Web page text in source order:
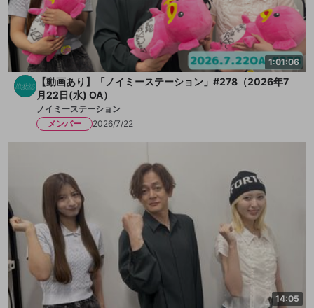
1:01:06
【動画あり】「ノイミーステーション」#278（2026年7
月22日(水) OA）
ノイミーステーション
メンバー
2026/7/22
14:05